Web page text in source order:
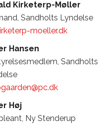
Kirketerp-Møller
Sandholts Lyndelse
moeller.dk
Hansen
Sandholts
Høj
Ny Stenderup